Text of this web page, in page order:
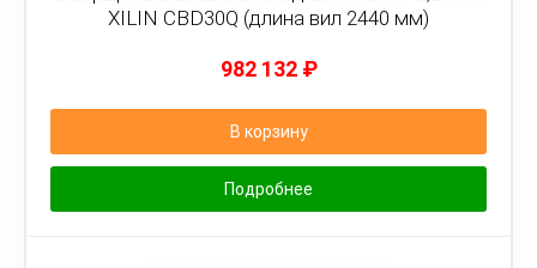
XILIN CBD30Q (длина вил 2440 мм)
982 132 ₽
В корзину
Подробнее